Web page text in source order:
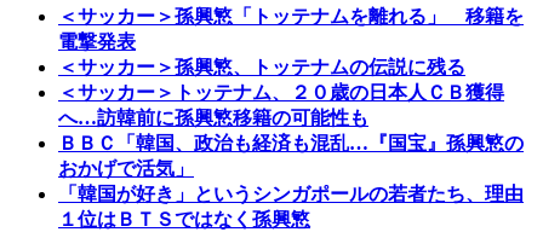
＜サッカー＞孫興慜「トッテナムを離れる」 移籍を
電撃発表
＜サッカー＞孫興慜、トッテナムの伝説に残る
＜サッカー＞トッテナム、２０歳の日本人ＣＢ獲得
へ…訪韓前に孫興慜移籍の可能性も
ＢＢＣ「韓国、政治も経済も混乱…『国宝』孫興慜の
おかげで活気」
「韓国が好き」というシンガポールの若者たち、理由
１位はＢＴＳではなく孫興慜